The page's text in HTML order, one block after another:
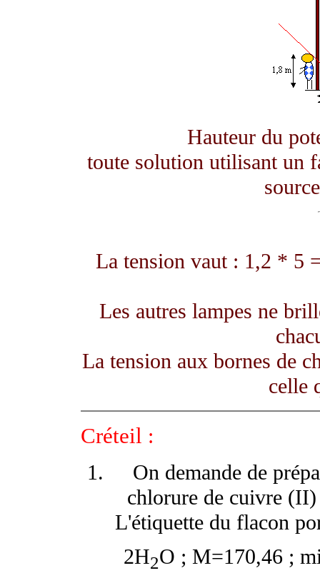
Hauteur du
toute solution utilisant un
La tension vaut : 1,2 * 5
Les autres lampes ne
La tension aux bornes de
celle
Créteil :
On demande de
chlorure de cuivre
L'étiquette du flacon
2H2O ; M=170,46 ;